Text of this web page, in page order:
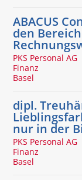
ABACUS
den
PKS Personal AG
Finanz
Basel
dipl.
nur in der
PKS Personal AG
Finanz
Basel